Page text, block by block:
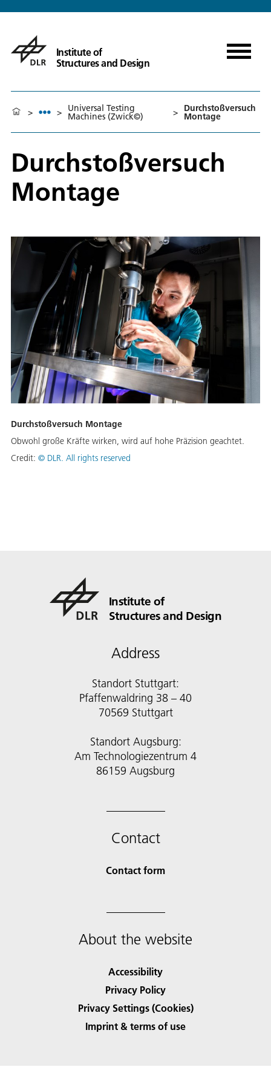
Institute of
Structures and Design
> > Universal Testing
Machines (Zwick©) > Durchstoßversuch
Montage
Durchstoßversuch
Montage
Durchstoßversuch Montage
Obwohl große Kräfte wirken, wird auf hohe Präzision geachtet.
Credit: © DLR. All rights reserved
Institute of
Structures and Design
Address
Standort Stuttgart:
Pfaffenwaldring 38 – 40
70569 Stuttgart
Standort Augsburg:
Am Technologiezentrum 4
86159 Augsburg
Contact
Contact form
About the website
Accessibility
Privacy Policy
Privacy Settings (Cookies)
Imprint & terms of use